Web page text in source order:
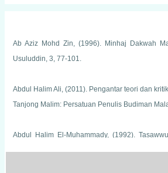
Ab Aziz Mohd Zin, (1996). Minhaj Dakwah
Usuluddin, 3, 77-101.
Abdul Halim Ali, (2011). Pengantar teori dan
Tanjong Malim: Persatuan Penulis Budiman
Abdul Halim El-Muhammady, (1992).
Dari zaman Awal Islam Hingga Kini, Kuala